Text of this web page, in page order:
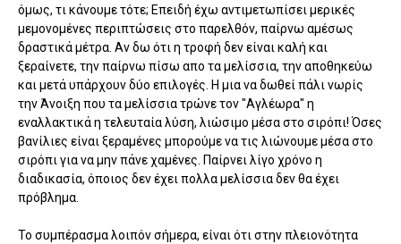
όμως, τι κάνουμε τότε; Επειδή έχω αντιμετωπίσει μερικές
μεμονομένες περιπτώσεις στο παρελθόν, παίρνω αμέσως
δραστικά μέτρα. Αν δω ότι η τροφή δεν είναι καλή και
ξεραίνετε, την παίρνω πίσω απο τα μελίσσια, την αποθηκεύω
και μετά υπάρχουν δύο επιλογές. Η μια να δωθεί πάλι νωρίς
την Άνοιξη που τα μελίσσια τρώνε τον "Αγλέωρα" η
εναλλακτικά η τελευταία λύση, λιώσιμο μέσα στο σιρόπι! Όσες
βανίλιες είναι ξεραμένες μπορούμε να τις λιώνουμε μέσα στο
σιρόπι για να μην πάνε χαμένες. Παίρνει λίγο χρόνο η
διαδικασία, όποιος δεν έχει πολλα μελίσσια δεν θα έχει
πρόβλημα.
Το συμπέρασμα λοιπόν σήμερα, είναι ότι στην πλειονότητα